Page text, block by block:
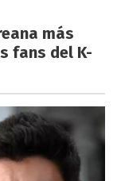
más
fans del K-